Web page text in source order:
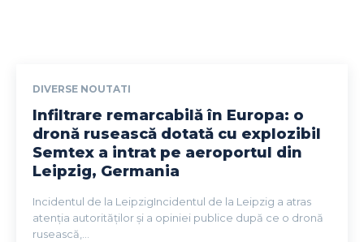
DIVERSE NOUTATI
Infiltrare remarcabilă în Europa: o
dronă rusească dotată cu explozibil
Semtex a intrat pe aeroportul din
Leipzig, Germania
Incidentul de la LeipzigIncidentul de la Leipzig a atras
atenția autorităților și a opiniei publice după ce o dronă
rusească,...